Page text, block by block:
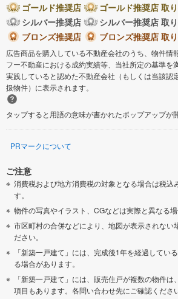
ゴールド推奨店
ゴールド推奨店 取
シルバー推奨店
シルバー推奨店 取
ブロンズ推奨店
ブロンズ推奨店 取
広告商品を購入している不動産会社のうち、物件情
フー不動産における成約実績等、当社所定の基準を
実践していると認めた不動産会社（もしくは当該認
扱物件）に表示されます。
タップすると用語の意味が書かれたポップアップが
PRマークについて
ご注意
消費税および地方消費税の対象となる場合は税込
す。
物件の写真やイラスト、CGなどは実際と異なる場
市区町村の合併などにより、地図が表示されない
ださい。
「新築一戸建て」には、完成後1年を経過してい
る場合があります。
「新築一戸建て」には、販売住戸が複数の物件
項目もあります。各問い合わせ先にご確認ください